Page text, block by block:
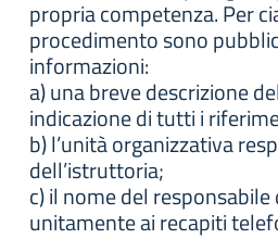
propria competenza. Per
procedimento sono
informazioni:
a) una breve descrizione
indicazione di tutti i
b) l’unità organizzativa
dell’istruttoria;
c) il nome del
unitamente ai recapiti